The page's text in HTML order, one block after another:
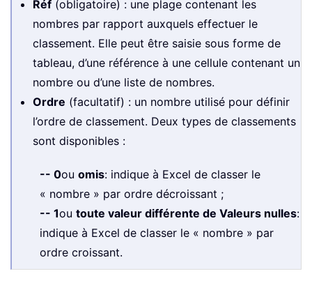
Réf (obligatoire) : une plage contenant les
nombres par rapport auxquels effectuer le
classement. Elle peut être saisie sous forme de
tableau, d’une référence à une cellule contenant un
nombre ou d’une liste de nombres.
Ordre (facultatif) : un nombre utilisé pour définir
l’ordre de classement. Deux types de classements
sont disponibles :
-- 0ou omis: indique à Excel de classer le
« nombre » par ordre décroissant ;
-- 1ou toute valeur différente de Valeurs nulles:
indique à Excel de classer le « nombre » par
ordre croissant.